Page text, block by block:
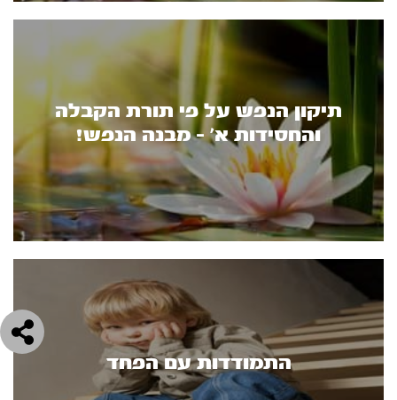
תיקון הנפש על פי תורת הקבלה
והחסידות א’ - מבנה הנפש!
התמודדות עם הפחד